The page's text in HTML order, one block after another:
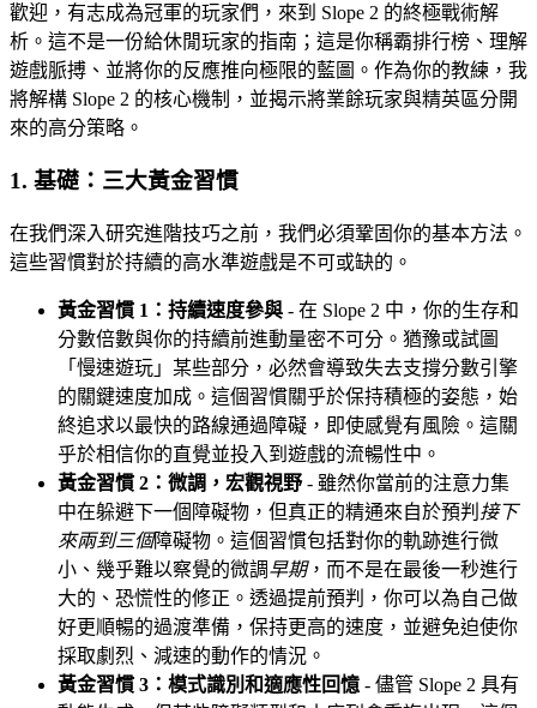
歡迎，有志成為冠軍的玩家們，來到 Slope 2 的終極戰術解
析。這不是一份給休閒玩家的指南；這是你稱霸排行榜、理解
遊戲脈搏、並將你的反應推向極限的藍圖。作為你的教練，我
將解構 Slope 2 的核心機制，並揭示將業餘玩家與精英區分開
來的高分策略。
1. 基礎：三大黃金習慣
在我們深入研究進階技巧之前，我們必須鞏固你的基本方法。
這些習慣對於持續的高水準遊戲是不可或缺的。
黃金習慣 1：持續速度參與 - 在 Slope 2 中，你的生存和
分數倍數與你的持續前進動量密不可分。猶豫或試圖
「慢速遊玩」某些部分，必然會導致失去支撐分數引擎
的關鍵速度加成。這個習慣關乎於保持積極的姿態，始
終追求以最快的路線通過障礙，即使感覺有風險。這關
乎於相信你的直覺並投入到遊戲的流暢性中。
黃金習慣 2：微調，宏觀視野- 雖然你當前的注意力集
中在躲避下一個障礙物，但真正的精通來自於預判 接下
來兩到三個障礙物。這個習慣包括對你的軌跡進行微
小、幾乎難以察覺的微調早期，而不是在最後一秒進行
大的、恐慌性的修正。透過提前預判，你可以為自己做
好更順暢的過渡準備，保持更高的速度，並避免迫使你
採取劇烈、減速的動作的情況。
黃金習慣 3：模式識別和適應性回憶 - 儘管 Slope 2 具有